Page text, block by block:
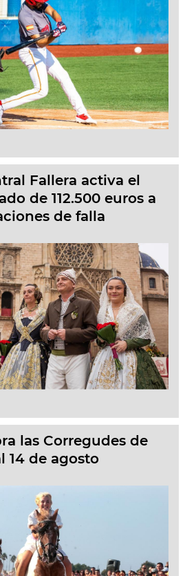
Fallera activa el
de 112.500 euros a
de falla
las Corregudes de
14 de agosto